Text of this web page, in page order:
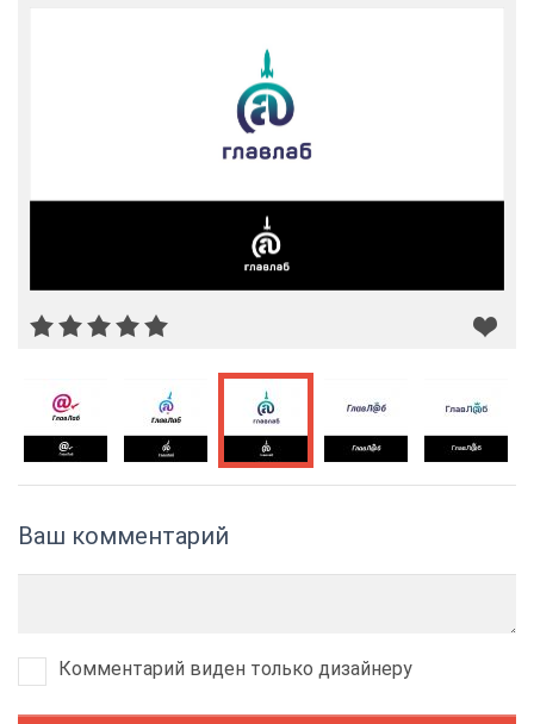
Ваш комментарий
Комментарий виден только дизайнеру